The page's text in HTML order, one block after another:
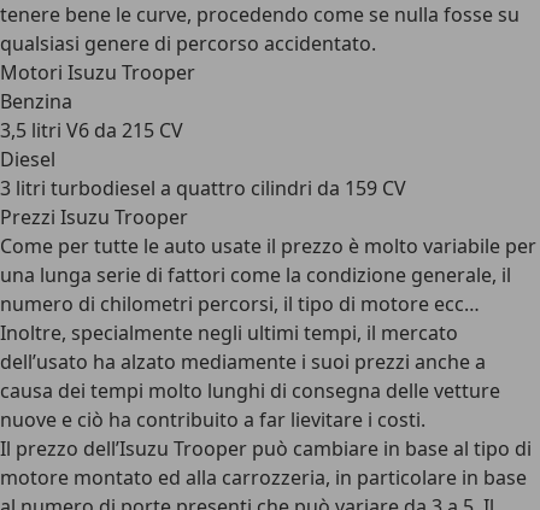
tenere bene le curve, procedendo come se nulla fosse su
qualsiasi genere di percorso accidentato.
Motori Isuzu Trooper
Benzina
3,5 litri V6 da 215 CV
Diesel
3 litri turbodiesel a quattro cilindri da 159 CV
Prezzi Isuzu Trooper
Come per tutte le auto usate il prezzo è molto variabile per
una lunga serie di fattori come la condizione generale, il
numero di chilometri percorsi, il tipo di motore ecc…
Inoltre, specialmente negli ultimi tempi, il mercato
dell’usato ha alzato mediamente i suoi prezzi anche a
causa dei tempi molto lunghi di consegna delle vetture
nuove e ciò ha contribuito a far lievitare i costi.
Il prezzo dell’Isuzu Trooper può cambiare in base al tipo di
motore montato ed alla carrozzeria, in particolare in base